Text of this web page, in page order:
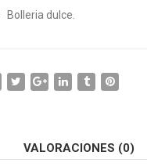
Bolleria dulce
VALORACIONES (0)